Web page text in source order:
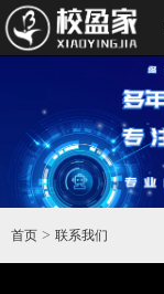
首页 > 联系我们